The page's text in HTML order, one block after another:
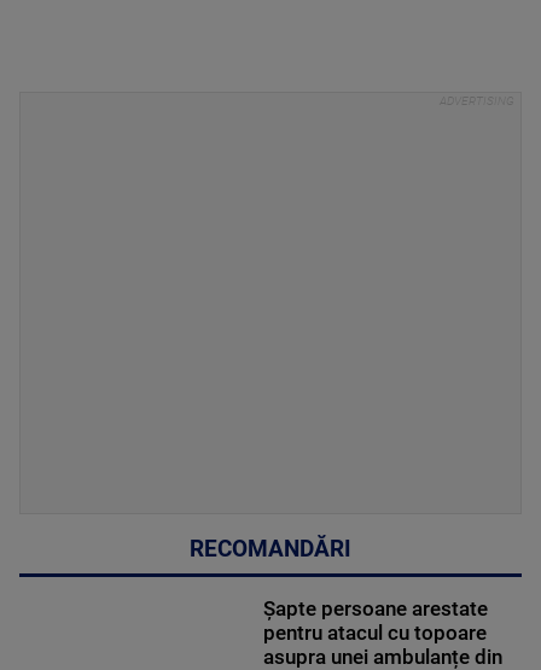
RECOMANDĂRI
Șapte persoane arestate
pentru atacul cu topoare
asupra unei ambulanțe din